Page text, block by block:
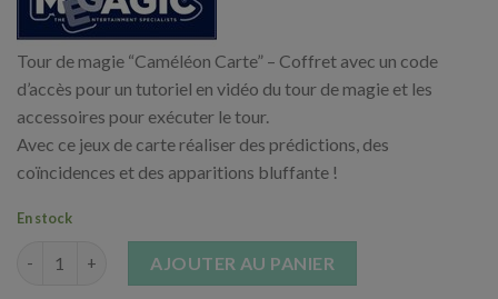
Tour de magie “Caméléon Carte” – Coffret avec un code
d’accès pour un tutoriel en vidéo du tour de magie et les
accessoires pour exécuter le tour.
Avec ce jeux de carte réaliser des prédictions, des
coïncidences et des apparitions bluffante !
En stock
AJOUTER AU PANIER